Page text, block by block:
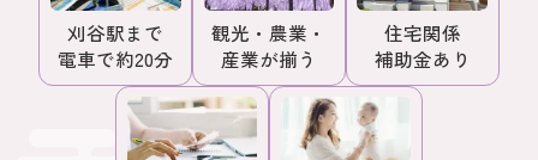
刈谷駅まで
電車で約20分
観光・農業・
産業が揃う
住宅関係
補助金あり